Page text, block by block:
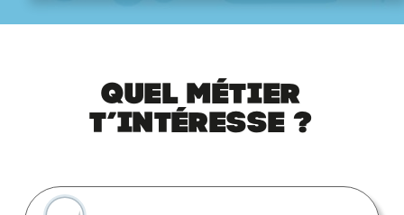
Quel métier
t’intéresse ?